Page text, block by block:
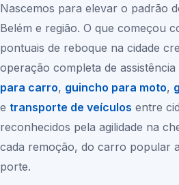
Nascemos para elevar o padrão
Belém e região. O que começou
pontuais de reboque na cidade
operação completa de
para carro, guincho para moto,
e transporte de veículos entre
reconhecidos pela agilidade na
cada remoção, do carro popular
porte.